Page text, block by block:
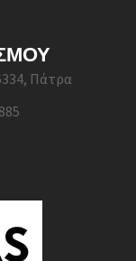
Πάτρα